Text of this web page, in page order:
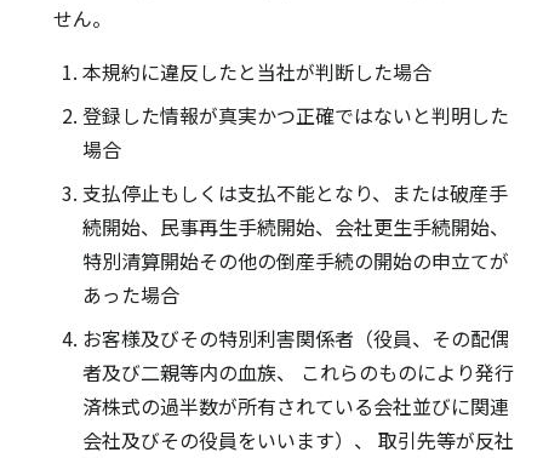
せん。
本規約に違反したと当社が判断した場合
登録した情報が真実かつ正確ではないと判明した
場合
支払停止もしくは支払不能となり、または破産手
続開始、民事再生手続開始、会社更生手続開始、
特別清算開始その他の倒産手続の開始の申立てが
あった場合
お客様及びその特別利害関係者（役員、その配偶
者及び二親等内の血族、 これらのものにより発行
済株式の過半数が所有されている会社並びに関連
会社及びその役員をいいます）、 取引先等が反社